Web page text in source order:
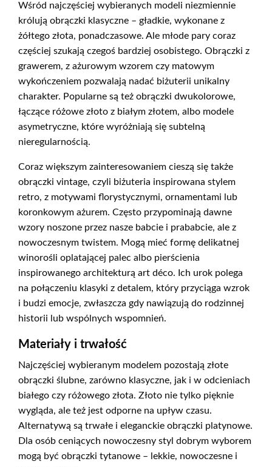
Wśród najczęściej wybieranych modeli niezmiennie
królują obrączki klasyczne – gładkie, wykonane z
żółtego złota, ponadczasowe. Ale młode pary coraz
częściej szukają czegoś bardziej osobistego. Obrączki z
grawerem, z ażurowym wzorem czy matowym
wykończeniem pozwalają nadać biżuterii unikalny
charakter. Popularne są też obrączki dwukolorowe,
łączące różowe złoto z białym złotem, albo modele
asymetryczne, które wyróżniają się subtelną
nieregularnością.
Coraz większym zainteresowaniem cieszą się także
obrączki vintage, czyli biżuteria inspirowana stylem
retro, z motywami florystycznymi, ornamentami lub
koronkowym ażurem. Często przypominają dawne
wzory noszone przez nasze babcie i prababcie, ale z
nowoczesnym twistem. Mogą mieć formę delikatnej
winorośli oplatającej palec albo pierścienia
inspirowanego architekturą art déco. Ich urok polega
na połączeniu klasyki z detalem, który przyciąga wzrok
i budzi emocje, zwłaszcza gdy nawiązują do rodzinnej
historii lub wspólnych wspomnień.
Materiały i trwałość
Najczęściej wybieranym modelem pozostają złote
obrączki ślubne, zarówno klasyczne, jak i w odcieniach
białego czy różowego złota. Złoto nie tylko pięknie
wygląda, ale też jest odporne na upływ czasu.
Alternatywą są trwałe i eleganckie obrączki platynowe.
Dla osób ceniących nowoczesny styl dobrym wyborem
mogą być obrączki tytanowe – lekkie, nowoczesne i